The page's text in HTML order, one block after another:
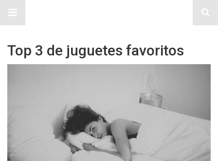
Top 3 de juguetes favoritos